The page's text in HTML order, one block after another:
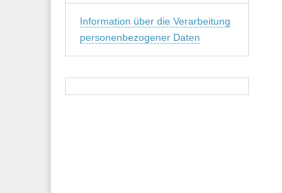
Information über die Verarbeitung
personenbezogener Daten